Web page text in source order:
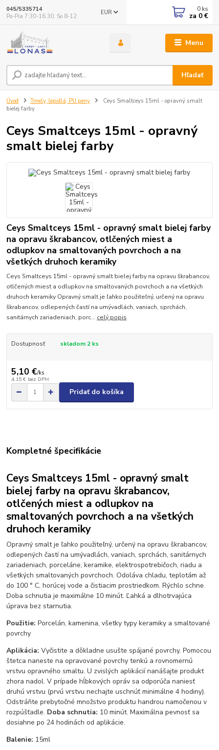
Menu
EUR
Hľadať
045/5335714
Po-Pia 7:30-16.30, So 8-12
0 ks
za 0 €
Úvod Tmely, lepidlá, PU peny
Ceys Smaltceys 15ml - opravný smalt
bielej farby
Ceys Smaltceys 15ml - opravný
smalt bielej farby
Ceys Smaltceys 15ml - opravný smalt bielej farby
na opravu škrabancov, otlčených miest a
odlupkov na smaltovaných povrchoch a na
všetkých druhoch keramiky
Ceys Smaltceys 15ml - opravný smalt bielej farby na opravu škrabancov,
otlčených miest a odlupkov na smaltovaných povrchoch a na všetkých
druhoch keramiky Opravný smalt je ľahko použiteľný, určený na opravu
škrabancov, odlepených častí na umývadlách, vaniach, sprchách,
sanitárnych zariadeniach, porc... celý popis
Dostupnosť skladom 2 ks
5,10 €/ks
4,15 € bez DPH
Pridať do košíka
Kompletné špecifikácie
Ceys Smaltceys 15ml - opravný smalt
bielej farby na opravu škrabancov,
otlčených miest a odlupkov na
smaltovaných povrchoch a na všetkých
druhoch keramiky
Opravný smalt je ľahko použiteľný, určený na opravu škrabancov,
odlepených častí na umývadlách, vaniach, sprchách, sanitárnych
zariadeniach, porceláne, keramike, elektrospotrebičoch, riadu a
všetkých smaltovaných povrchoch. Odoláva chladu, teplotám až
do 100 ° C, horúcej vode a čistiacim prostriedkom. Rýchlo schne.
Doba schnutia je maximálne 10 minút. Ľahká a dlhotrvajúca
úprava bez starnutia.
Použitie: Porcelán, kamenina, všetky typy keramiky a smaltované
povrchy
Aplikácia: Vyčistite a dôkladne usušte spájané povrchy. Pomocou
štetca naneste na opravované povrchy tenkú a rovnomernú
vrstvu opravného smaltu. U zvislých aplikácií nanášajte produkt
zhora nadol. V prípade hĺbkových opráv sa odporúča naniesť
druhú vrstvu (prvú vrstvu nechajte uschnúť minimálne 4 hodiny).
Odstráňte prebytočné množstvo produktu handrou namočenou v
rozpúšťadle. Doba schnutia: 10 minút. Maximálna pevnosť sa
dosiahne po 24 hodinách od aplikácie.
Balenie: 15ml